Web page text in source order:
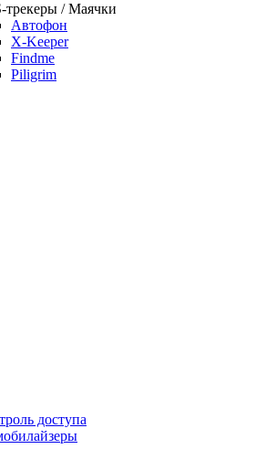
трекеры / Маячки
Автофон
X-Keeper
Findme
Piligrim
доступа